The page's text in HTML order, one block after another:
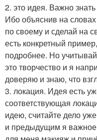
2. это идея. Важно
Ибо объяснив на
по своему и сделай на
есть конкретный
подробнее. Но
это творчество и я
доверяю и знаю, что
3. локация. Идея есть
соответствующая
идею, считайте дело
и предыдущим я